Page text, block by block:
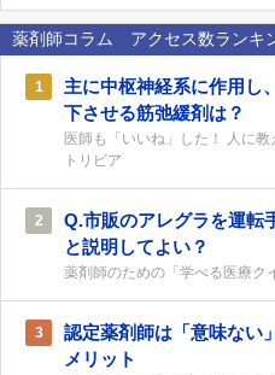
薬剤師コラム アクセス数ランキ
1
主に中枢神経系に作用し
下させる筋弛緩剤は？
医師も「いいね」した！ 人に
トリビア
2
Q.市販のアレグラを運転
と説明してよい？
薬剤師のための「学べる医療ク
3
認定薬剤師は「意味ない
メリット